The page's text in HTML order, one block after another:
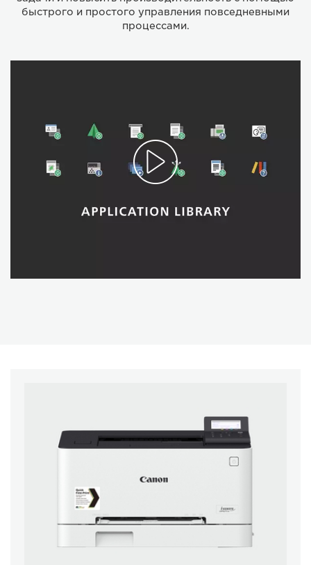
быстрого и простого управления повседневными
процессами.